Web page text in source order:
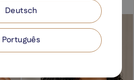
Deutsch
Português